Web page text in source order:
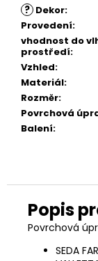
? Dekor:
Provedení:
vhodnost do
prostředí:
Vzhled:
Materiál:
Rozměr:
Povrchová
Balení:
Povrchová
SEDA